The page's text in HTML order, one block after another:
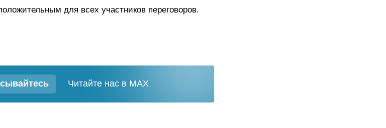
для всех участников переговоров.
Читайте нас в MAX